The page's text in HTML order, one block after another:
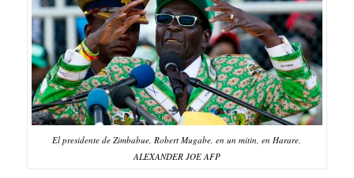
El presidente de Zimbabue, Robert Mugabe, en un mitin, en Harare.
ALEXANDER JOE AFP